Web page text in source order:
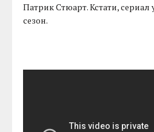
Патрик Стюарт. Кстати,
сезон.